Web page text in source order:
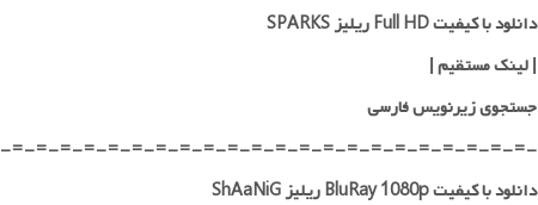
دانلود با کیفیت Full HD ریلیز SPARKS
|لینک مستقیم|
جستجوی زیرنویس فارسی
-=-=-=-=-=-=-=-=-=-=-=-=-=-=-=-=-=-=-=-=-=-=-
دانلود با کیفیت BluRay 1080p ریلیز ShAaNiG